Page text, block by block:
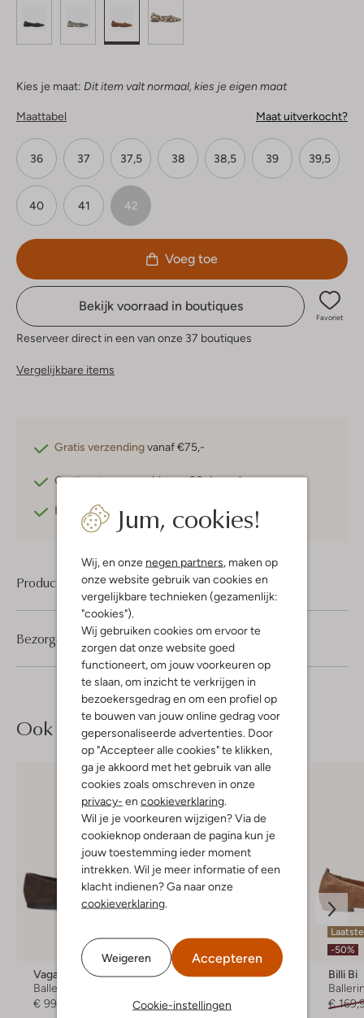
Jum, cookies!
Wij, en onze negen partners, maken op
onze website gebruik van cookies en
vergelijkbare technieken (gezamenlijk:
"cookies").
Wij gebruiken cookies om ervoor te
zorgen dat onze website goed
functioneert, om jouw voorkeuren op
te slaan, om inzicht te verkrijgen in
bezoekersgedrag en om een profiel op
te bouwen van jouw online gedrag voor
gepersonaliseerde advertenties. Door
op "Accepteer alle cookies" te klikken,
ga je akkoord met het gebruik van alle
cookies zoals omschreven in onze
privacy- en cookieverklaring.
Wil je je voorkeuren wijzigen? Via de
cookieknop onderaan de pagina kun je
jouw toestemming ieder moment
intrekken. Wil je meer informatie of een
klacht indienen? Ga naar onze
cookieverklaring.
Weigeren Accepteren
Cookie-instellingen
Kies je maat: Dit item valt normaal, kies je eigen maat
Maattabel Maat uitverkocht?
36 37 37,5 38 38,5 39 39,5
40 41 42
Voeg toe
Bekijk voorraad in boutiques
Favoriet
Reserveer direct in een van onze 37 boutiques
Vergelijkbare items
Gratis verzendingvanaf €75,-
Gratis retournerenbinnen 30 dagen*
Betaal achteraf
Product informatie
Bezorgen & retourneren
Ook iets voor jou?
Vagabond Shoemakers
Ballerina's
€ 99,99
Billi Bi
€ 169,99 € 84,99
-50%
Billi Bi
€